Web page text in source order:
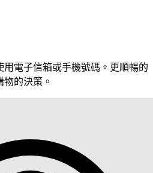
電子信箱或手機號碼。更順暢的
的決策。